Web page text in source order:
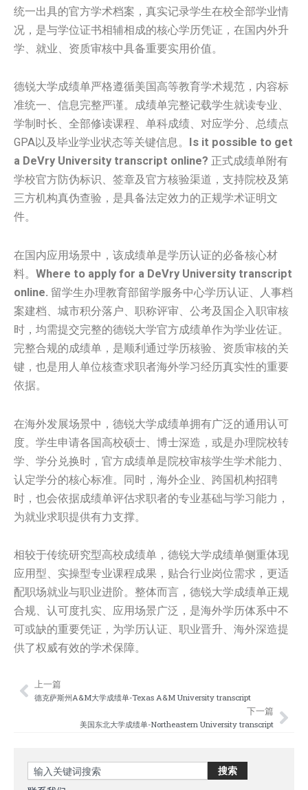
统一出具的官方学术档案，真实记录学生在校全部学业情
况，是与学位证书相辅相成的核心学历凭证，在国内外升
学、就业、资质审核中具备重要实用价值。
德锐大学成绩单严格遵循美国高等教育学术规范，内容标
准统一、信息完整严谨。成绩单完整记载学生就读专业、
学制时长、全部修读课程、单科成绩、对应学分、总绩点
GPA以及毕业学业状态等关键信息。
Is it possible to get
a DeVry University transcript online? 正式成绩单附有
学校官方防伪标识、签章及官方核验渠道，支持院校及第
三方机构真伪查验，是具备法定效力的正规学术证明文
件。
在国内应用场景中，该成绩单是学历认证的必备核心材
料。 Where to apply for a DeVry University transcript
online. 留学生办理教育部留学服务中心学历认证、人事档
案建档、城市积分落户、职称评审、公考及国企入职审核
时，均需提交完整的德锐大学官方成绩单作为学业佐证。
完整合规的成绩单，是顺利通过学历核验、资质审核的关
键，也是用人单位核查求职者海外学习经历真实性的重要
依据。
在海外发展场景中，德锐大学成绩单拥有广泛的通用认可
度。学生申请各国高校硕士、博士深造，或是办理院校转
学、学分兑换时，官方成绩单是院校审核学生学术能力、
认定学分的核心标准。同时，海外企业、跨国机构招聘
时，也会依据成绩单评估求职者的专业基础与学习能力，
为就业求职提供有力支撑。
相较于传统研究型高校成绩单，德锐大学成绩单侧重体现
应用型、实操型专业课程成果，贴合行业岗位需求，更适
配职场就业与职业进阶。整体而言，德锐大学成绩单正规
合规、认可度扎实、应用场景广泛，是海外学历体系中不
可或缺的重要凭证，为学历认证、职业晋升、海外深造提
供了权威有效的学术保障。
Prev
上一篇
德克萨斯州A&M大学成绩单-Texas A&M University transcript
下一篇
美国东北大学成绩单-Northeastern University transcript
Search 搜索